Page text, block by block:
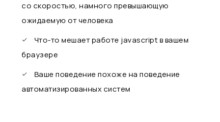
со скоростью, намного превышающую
ожидаемую от человека
Что-то мешает работе javascript в вашем
браузере
Ваше поведение похоже на поведение
автоматизированных систем